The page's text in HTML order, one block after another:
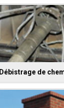
Débistrage de